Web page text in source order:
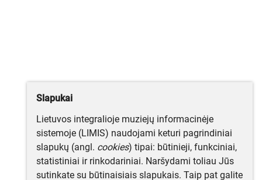
Slapukai
Lietuvos integralioje muziejų informacinėje
sistemoje (LIMIS) naudojami keturi pagrindiniai
slapukų (angl. cookies) tipai: būtinieji, funkciniai,
statistiniai ir rinkodariniai. Naršydami toliau Jūs
sutinkate su būtinaisiais slapukais. Taip pat galite